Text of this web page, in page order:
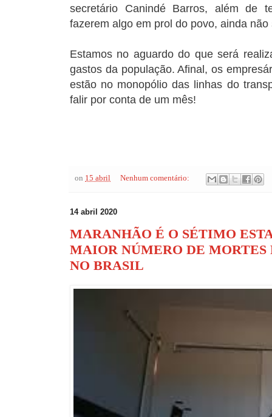
secretário Canindé Barros, além de
fazerem algo em prol do povo, ainda
Estamos no aguardo do que será
gastos da população. Afinal, os
estão no monopólio das linhas do
falir por conta de um mês!
on 15 abril Nenhum comentário:
14 abril 2020
MARANHÃO É O SÉTIMO
MAIOR NÚMERO DE MORTES
NO BRASIL